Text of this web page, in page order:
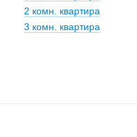
2 комн. квартира
3 комн. квартира